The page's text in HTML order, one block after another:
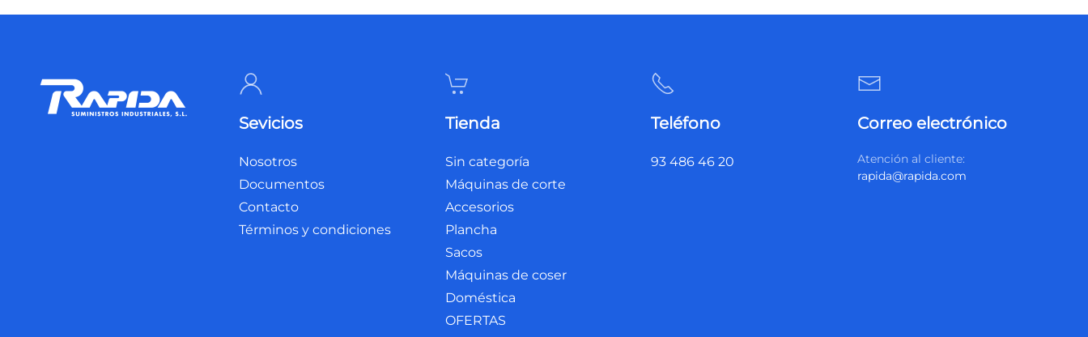
Sevicios
Nosotros
Documentos
Contacto
Términos y condiciones
Tienda
Sin categoría
Máquinas de corte
Accesorios
Plancha
Sacos
Máquinas de coser
Doméstica
OFERTAS
Teléfono
93 486 46 20
Correo electrónico
Atención al cliente:
rapida@rapida.com